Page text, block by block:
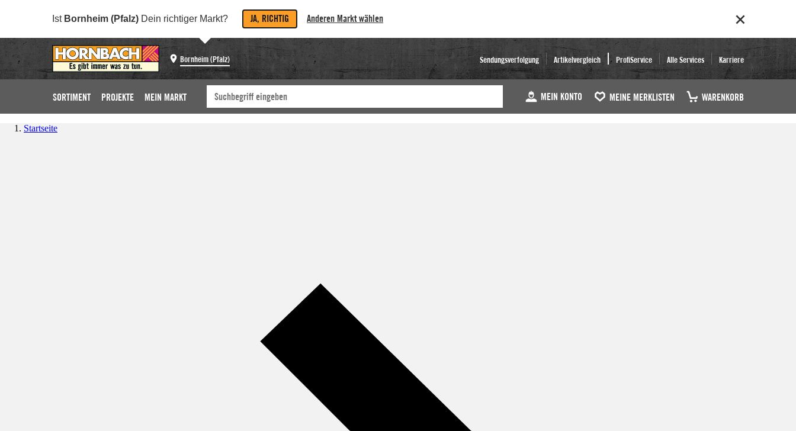
Ist Bornheim (Pfalz) Dein richtiger Markt? JA, RICHTIG Anderen Markt wählen
Bornheim (Pfalz) Sendungsverfolgung Artikelvergleich ProfiService Alle Services Karriere
SORTIMENT PROJEKTE MEIN MARKT MEIN KONTO MEINE MERKLISTEN WARENKORB
Startseite